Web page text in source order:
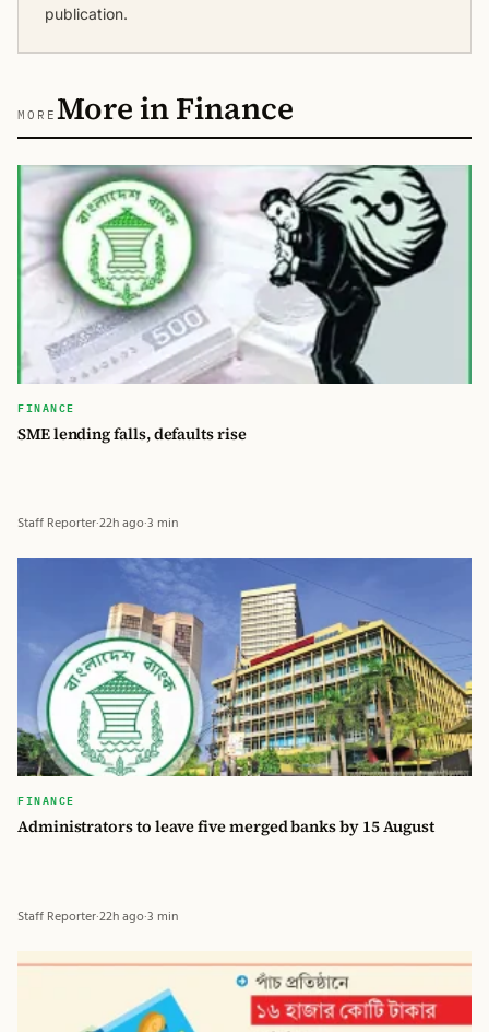
publication.
MORE More in Finance
FINANCE
SME lending falls, defaults rise
Staff Reporter·22h ago·3 min
FINANCE
Administrators to leave five merged banks by 15 August
Staff Reporter·22h ago·3 min